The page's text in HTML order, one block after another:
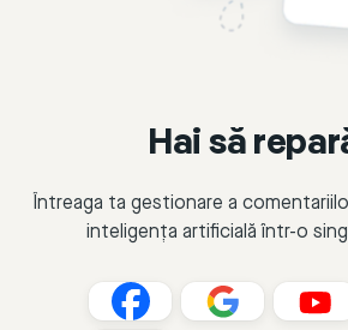
Hai să
Întreaga ta gestionare a
inteligența artificială într-o